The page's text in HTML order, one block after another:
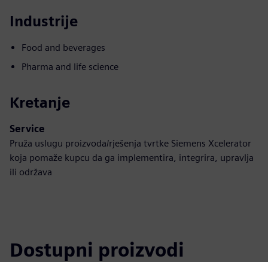
Industrije
Food and beverages
Pharma and life science
Kretanje
Service
Pruža uslugu proizvoda/rješenja tvrtke Siemens Xcelerator
koja pomaže kupcu da ga implementira, integrira, upravlja
ili održava
Dostupni proizvodi